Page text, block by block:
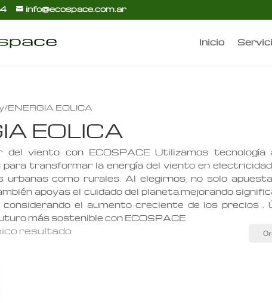
info@ecospace.com.ar
Inicio
/ ENERGIA EOLICA
EOLICA
del viento con ECOSPACE Utilizamos
para transformar la energía del viento en
urbanas como rurales. Al elegirnos, no solo
apoyas el cuidado del planeta.mejorando
el aumento creciente de los precios .
más sostenible con ECOSPACE
resultado